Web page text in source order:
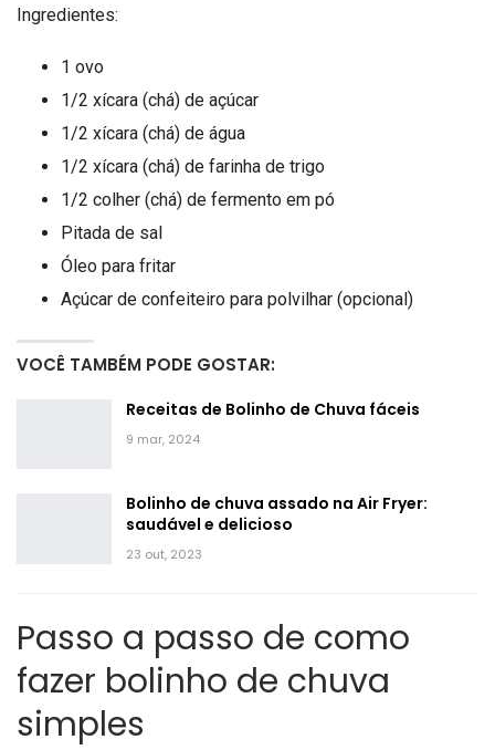
Ingredientes:
1 ovo
1/2 xícara (chá) de açúcar
1/2 xícara (chá) de água
1/2 xícara (chá) de farinha de trigo
1/2 colher (chá) de fermento em pó
Pitada de sal
Óleo para fritar
Açúcar de confeiteiro para polvilhar (opcional)
VOCÊ TAMBÉM PODE GOSTAR:
Receitas de Bolinho de Chuva fáceis
9 mar, 2024
Bolinho de chuva assado na Air Fryer:
saudável e delicioso
23 out, 2023
Passo a passo de como
fazer bolinho de chuva
simples